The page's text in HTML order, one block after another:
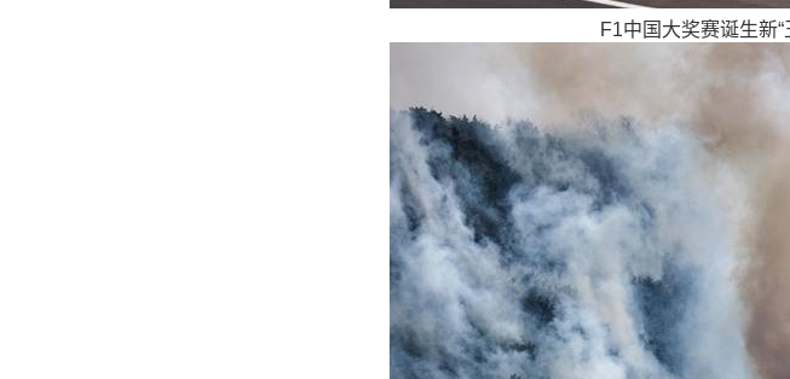
F1中国大奖赛诞生新